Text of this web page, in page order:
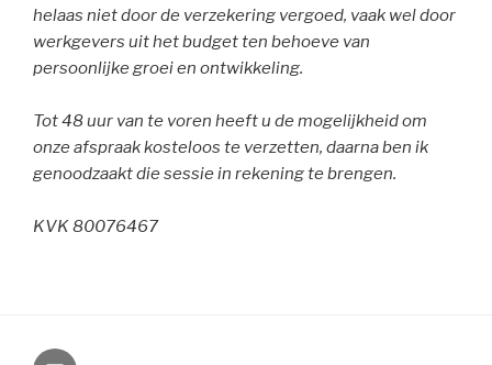
helaas niet door de verzekering vergoed, vaak wel door
werkgevers uit het budget ten behoeve van
persoonlijke groei en ontwikkeling.
Tot 48 uur van te voren heeft u de mogelijkheid om
onze afspraak kosteloos te verzetten, daarna ben ik
genoodzaakt die sessie in rekening te brengen.
KVK 80076467
E-